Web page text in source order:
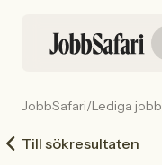
JobbSafari/Lediga jobb
Till sökresultaten